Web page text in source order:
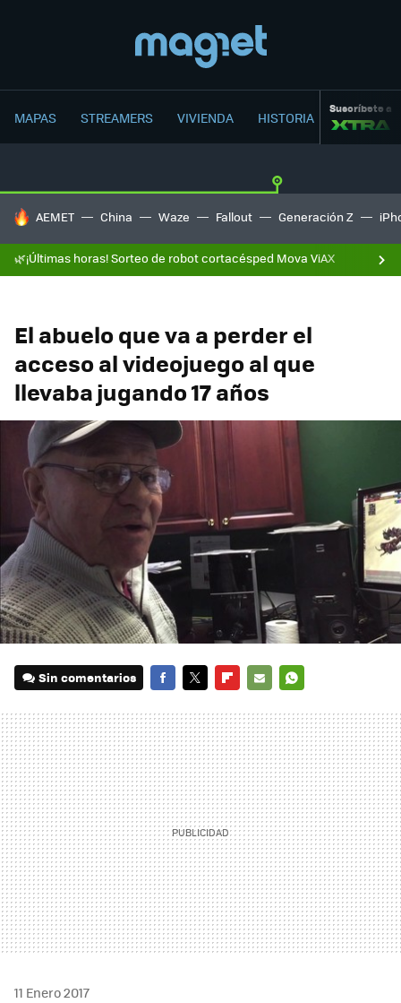
MAPAS STREAMERS VIVIENDA HISTORIA Suscríbete a
HOY SE HABLA DE
AEMET China Waze Fallout Generación Z
🌿¡Últimas horas! Sorteo de robot cortacésped Mova ViAX
El abuelo que va a perder el
acceso al videojuego al que
llevaba jugando 17 años
Sin comentarios
MAIL
11 Enero 2017